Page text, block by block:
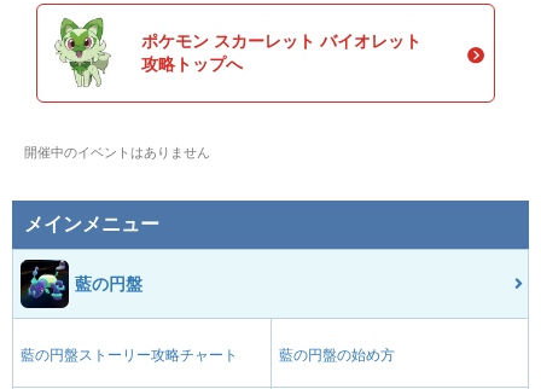
ポケモン スカーレット バイオレット
攻略トップへ
開催中のイベントはありません
メインメニュー
藍の円盤
藍の円盤ストーリー攻略チャート 藍の円盤の始め方